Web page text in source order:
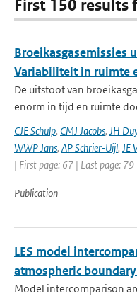
First 150 results
Broeikasgasemissies
Variabiliteit in ruimte
De uitstoot van
enorm in tijd en ruimte
CJE Schulp, CMJ Jacobs, JH
WWP Jans, AP Schrier-Uijl, JE
| First page: 67 | Last page: 79
Publication
LES model
atmospheric
Model intercomparison